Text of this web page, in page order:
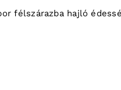
félszárazba hajló